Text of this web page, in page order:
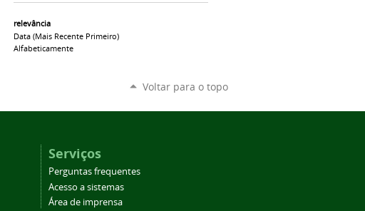
relevância
Data (mais Recente Primeiro)
Alfabeticamente
Voltar para o topo
Serviços
Perguntas frequentes
Acesso a sistemas
Área de imprensa